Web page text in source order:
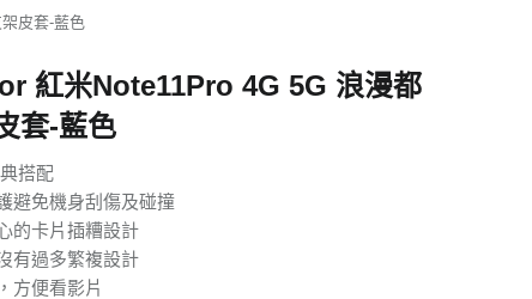
皮套-藍色
紅米Note11Pro 4G 5G 浪漫都
套-藍色
搭配
避免機身刮傷及碰撞
的卡片插糟設計
有過多繁複設計
方便看影片